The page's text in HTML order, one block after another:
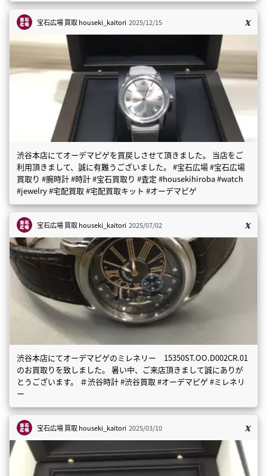
宝石広場 買取houseki_kaitori 2025/12/15
渋谷本店にてオーデマピゲを買戻しさせて頂きました。 当店をご
利用頂きまして、誠に有難うございました。 #宝石広場 #宝石広場
買取り #腕時計 #時計 #宝石買取り #査定 #housekihiroba #watch
#jewelry #宅配買取 #宅配買取キット #オーデマピゲ
宝石広場 買取houseki_kaitori 2025/07/02
渋谷本店にてオーデマピゲのミレネリー 15350ST.OO.D002CR.01
のお買取りを致しました。 暑い中、ご来店頂きまして誠にありが
とうございます。 ＃渋谷時計 #渋谷買取 #オーデマピゲ #ミレネリ
ー
宝石広場 買取houseki_kaitori 2025/03/10